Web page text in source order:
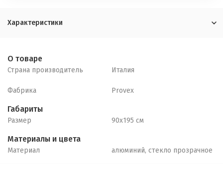
Характеристики
О товаре
Страна производитель Италия
Фабрика Provex
Габариты
Размер 90х195 см
Материалы и цвета
Материал алюминий, стекло прозрачное